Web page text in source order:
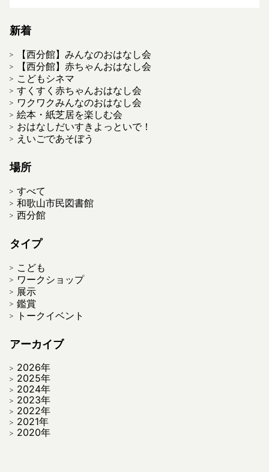
新着
【西分館】みんなのおはなし会
【西分館】赤ちゃんおはなし会
こどもシネマ
すくすく赤ちゃんおはなし会
ワクワクみんなのおはなし会
絵本・紙芝居を楽しむ会
おはなしだいすきよっといで！
えいごであそぼう
場所
すべて
和歌山市民図書館
西分館
タイプ
こども
ワークショップ
展示
鑑賞
トークイベント
アーカイブ
2026年
2025年
2024年
2023年
2022年
2021年
2020年